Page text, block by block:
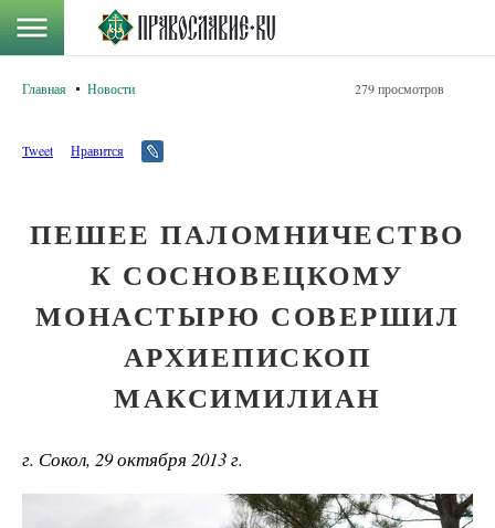
Главная Новости 279 просмотров
Tweet Нравится
ПЕШЕЕ ПАЛОМНИЧЕСТВО
К СОСНОВЕЦКОМУ
МОНАСТЫРЮ СОВЕРШИЛ
АРХИЕПИСКОП
МАКСИМИЛИАН
г. Сокол, 29 октября 2013 г.